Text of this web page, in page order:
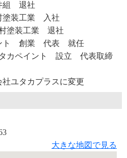
組 退社
塗装工業 入社
村塗装工業 退社
ント 創業 代表 就任
タカペイント 設立 代表取締
社ユタカプラスに変更
大きな地図で見る